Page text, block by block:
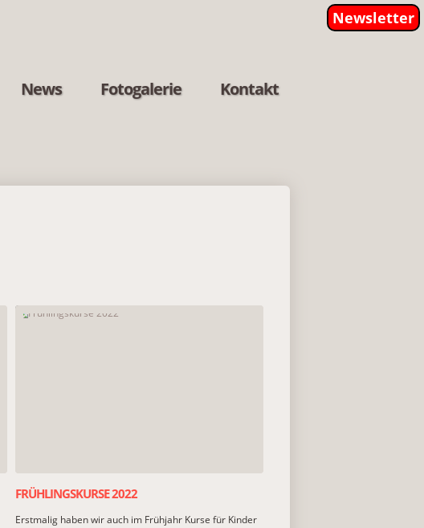
Newsletter
News Fotogalerie Kontakt
FRÜHLINGSKURSE 2022
Erstmalig haben wir auch im Frühjahr Kurse für Kinder